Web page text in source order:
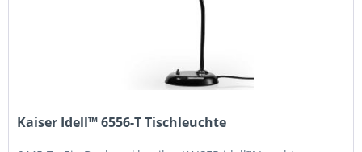
Kaiser Idell™ 6556-T Tischleuchte